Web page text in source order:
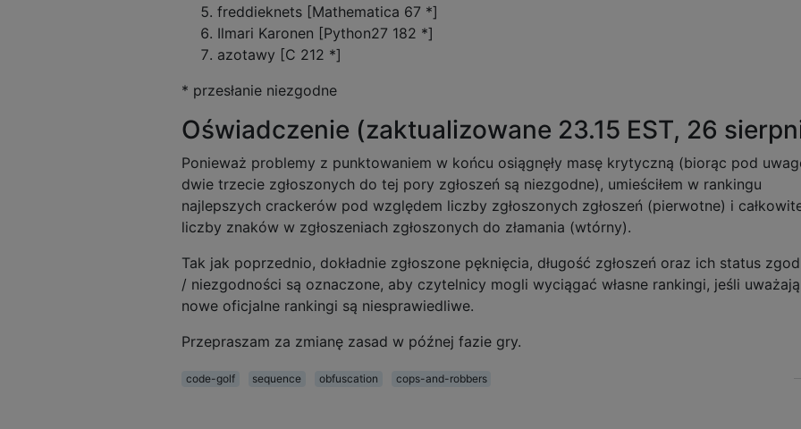
freddieknets [Mathematica 67 *]
Ilmari Karonen [Python27 182 *]
azotawy [C 212 *]
* przesłanie niezgodne
Oświadczenie (zaktualizowane 23.15 EST, 26
Ponieważ problemy z punktowaniem w końcu osiągnęły masę krytyczną (biorąc pod
dwie trzecie zgłoszonych do tej pory zgłoszeń są niezgodne), umieściłem w rankingu
najlepszych crackerów pod względem liczby zgłoszonych zgłoszeń (pierwotne) i
liczby znaków w zgłoszeniach zgłoszonych do złamania (wtórny).
Tak jak poprzednio, dokładnie zgłoszone pęknięcia, długość zgłoszeń oraz ich status
/ niezgodności są oznaczone, aby czytelnicy mogli wyciągać własne rankingi, jeśli
nowe oficjalne rankingi są niesprawiedliwe.
Przepraszam za zmianę zasad w późnej fazie gry.
code-golf sequence obfuscation cops-and-robbers